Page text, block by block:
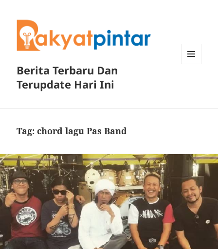
Berita Terbaru Dan
Terupdate Hari Ini
Tag:chord lagu Pas Band